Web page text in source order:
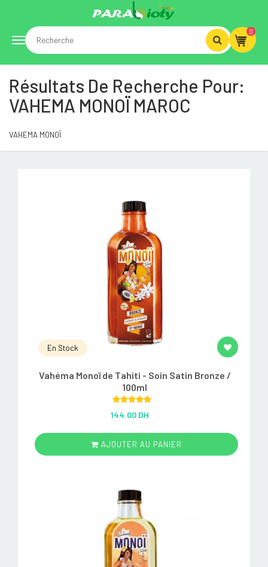
Toggle
navigation
0
Résultats De Recherche Pour:
VAHEMA MONOÏ MAROC
VAHEMA MONOÏ
En Stock
Vahéma Monoï de Tahiti - Soin Satin Bronze /
100ml
out of 5
144.00 DH
AJOUTER AU PANIER